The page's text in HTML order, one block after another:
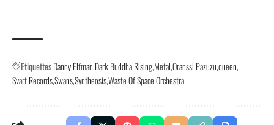
EtiquettesDanny Elfman Dark Buddha RisingMetalOranssi Pazuzuqueen
Svart RecordsSwansSyntheosisWaste Of Space Orchestra